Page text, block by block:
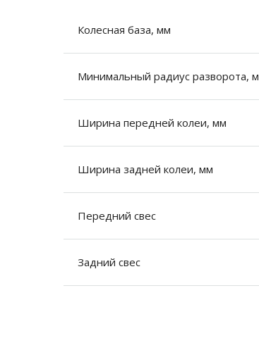
Колесная база, мм
Минимальный радиус разворота, м
Ширина передней колеи, мм
Ширина задней колеи, мм
Передний свес
Задний свес